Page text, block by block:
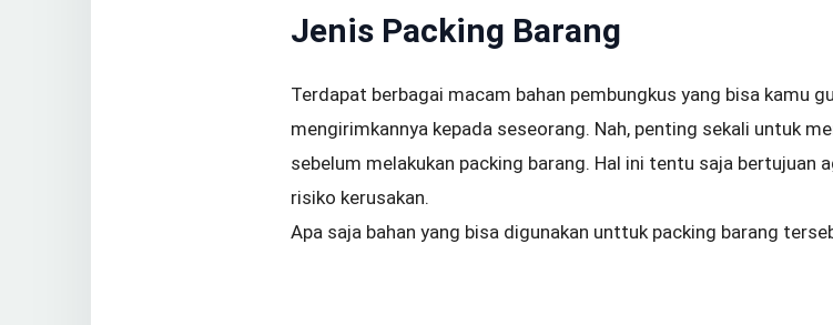
Jenis Packing Barang
Terdapat berbagai macam bahan pembungkus yang bisa kamu
mengirimkannya kepada seseorang. Nah, penting sekali untuk
sebelum melakukan packing barang. Hal ini tentu saja bertujuan
risiko kerusakan.
Apa saja bahan yang bisa digunakan unttuk packing barang